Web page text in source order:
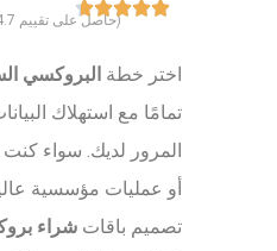
(حاصل على تقييم 4.7 من 2240 صوتًا)
اختر خطة البروكسي
تمامًا مع استهلاك
المرور لديك. سواء
أو عمليات مؤسسية
تصميم باقات شراء